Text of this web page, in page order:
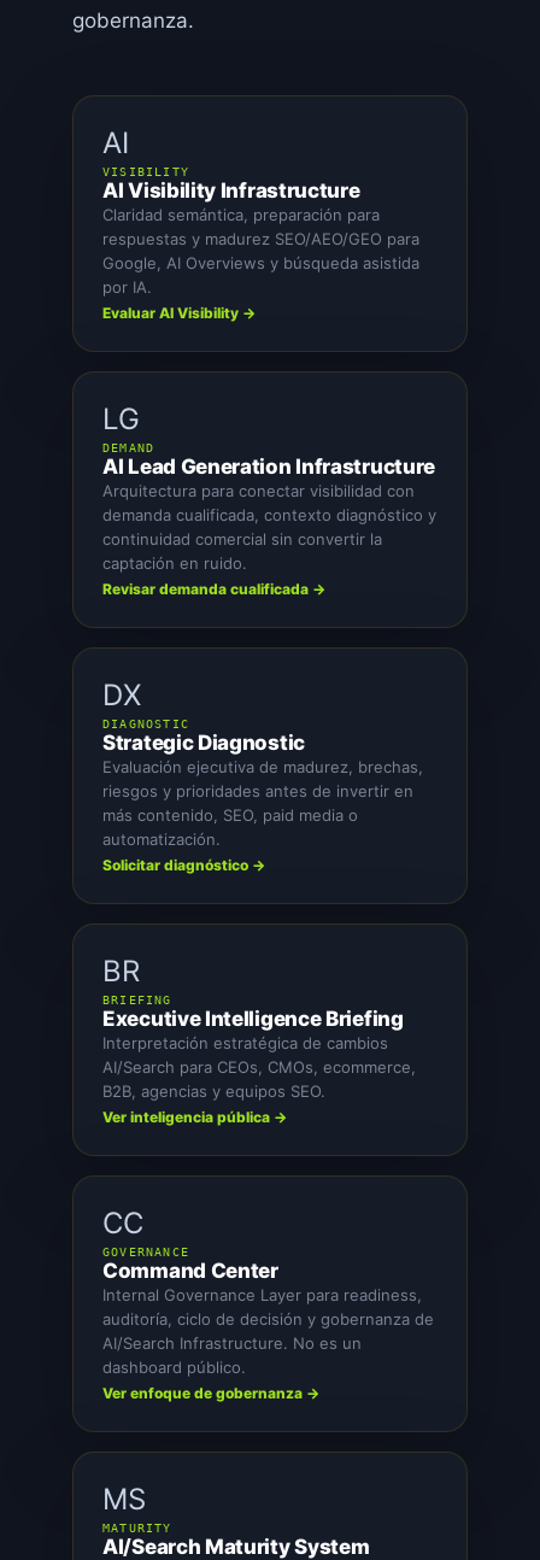
gobernanza.
AI
VISIBILITY
AI Visibility Infrastructure
Claridad semántica, preparación para
respuestas y madurez SEO/AEO/GEO para
Google, AI Overviews y búsqueda asistida
por IA.
Evaluar AI Visibility →
LG
DEMAND
AI Lead Generation Infrastructure
Arquitectura para conectar visibilidad con
demanda cualificada, contexto diagnóstico y
continuidad comercial sin convertir la
captación en ruido.
Revisar demanda cualificada →
DX
DIAGNOSTIC
Strategic Diagnostic
Evaluación ejecutiva de madurez, brechas,
riesgos y prioridades antes de invertir en
más contenido, SEO, paid media o
automatización.
Solicitar diagnóstico →
BR
BRIEFING
Executive Intelligence Briefing
Interpretación estratégica de cambios
AI/Search para CEOs, CMOs, ecommerce,
B2B, agencias y equipos SEO.
Ver inteligencia pública →
CC
GOVERNANCE
Command Center
Internal Governance Layer para readiness,
auditoría, ciclo de decisión y gobernanza de
AI/Search Infrastructure. No es un
dashboard público.
Ver enfoque de gobernanza →
MS
MATURITY
AI/Search Maturity System